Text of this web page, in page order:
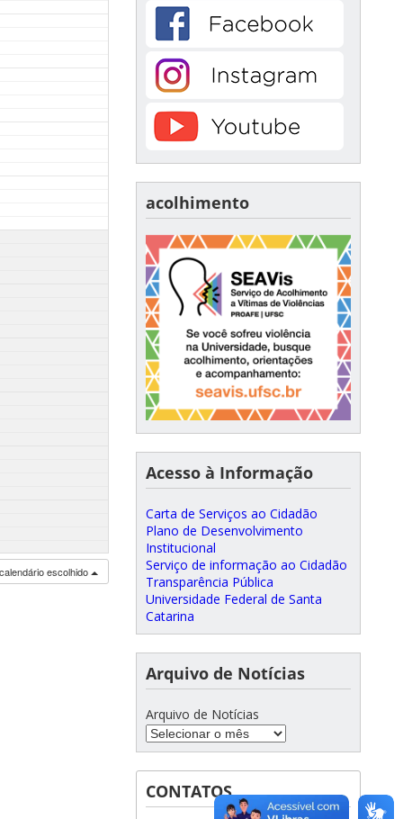
escolhido
acolhimento
Acesso à Informação
Carta de Serviços ao Cidadão
Plano de Desenvolvimento
Institucional
Serviço de informação ao Cidadão
Transparência Pública
Universidade Federal de Santa
Catarina
Arquivo de Notícias
Arquivo de Notícias
CONTATOS